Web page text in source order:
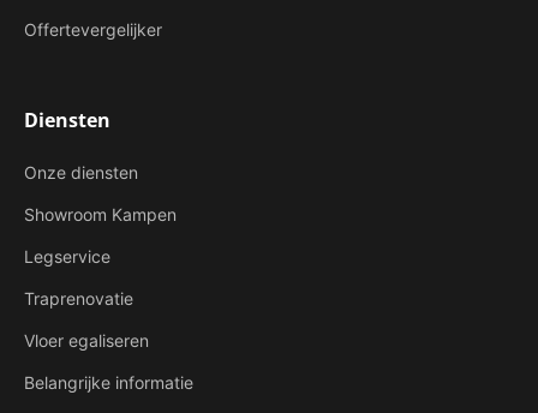
Offertevergelijker
Diensten
Onze diensten
Showroom Kampen
Legservice
Traprenovatie
Vloer egaliseren
Belangrijke informatie